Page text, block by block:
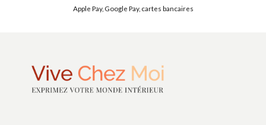
Apple Pay, Google Pay, cartes bancaires